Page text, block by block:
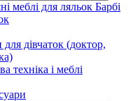
меблі для ляльок Барбі
дівчаток (доктор,
техніка і меблі